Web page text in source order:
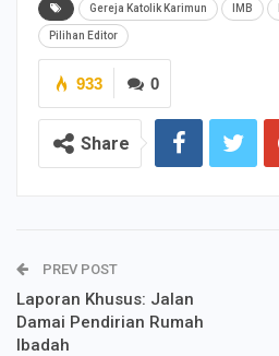
Gereja Katolik Karimun IMB
Pilihan Editor
0
933
Share
PREV POST
Laporan Khusus: Jalan
Damai Pendirian Rumah
Ibadah